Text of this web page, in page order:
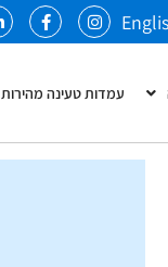
עמדות טעינה מהירות